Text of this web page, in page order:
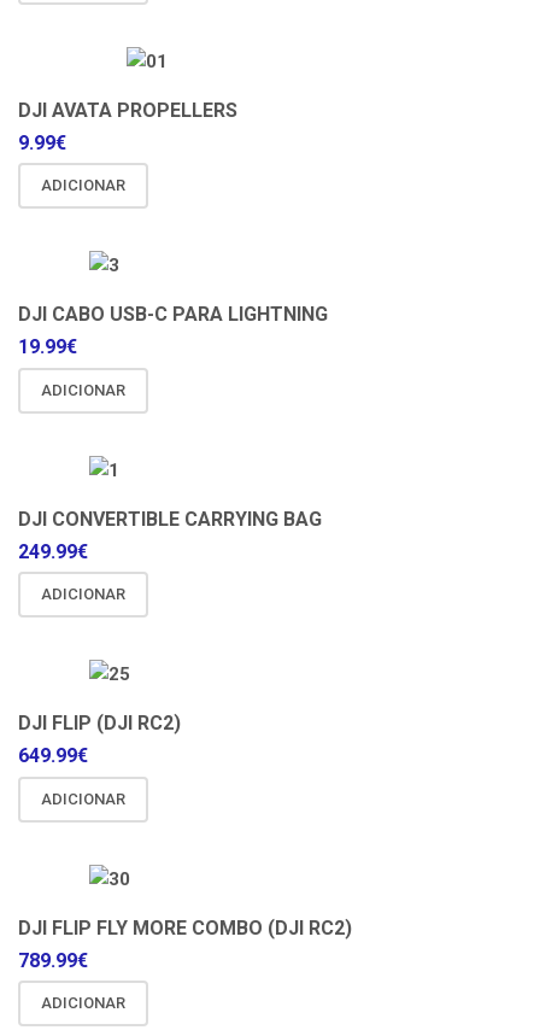
DJI AVATA PROPELLERS
9.99€
ADICIONAR
DJI CABO USB-C PARA LIGHTNING
19.99€
ADICIONAR
DJI CONVERTIBLE CARRYING BAG
249.99€
ADICIONAR
DJI FLIP (DJI RC2)
649.99€
ADICIONAR
DJI FLIP FLY MORE COMBO (DJI RC2)
789.99€
ADICIONAR